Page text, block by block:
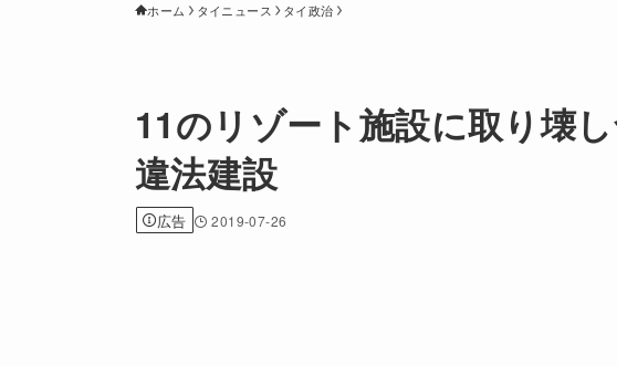
ホーム タイニュース タイ政治
11のリゾート施設に取り壊
違法建設
広告 2019-07-26